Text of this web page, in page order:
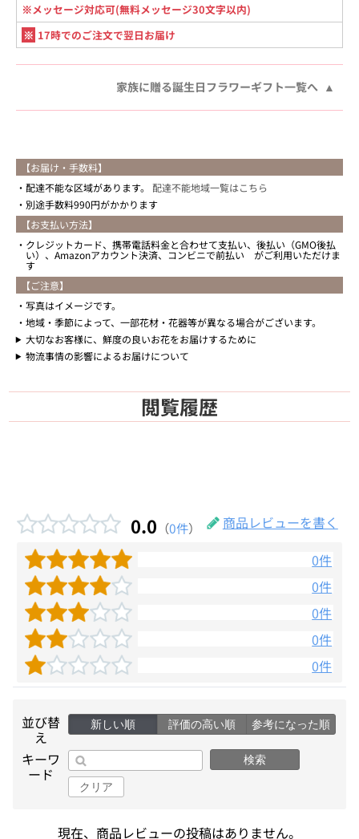
※メッセージ対応可(無料メッセージ30文字以内)
※ 17時でのご注文で翌日お届け
家族に贈る誕生日フラワーギフト一覧へ
【お届け・手数料】
配達不能な区域があります。 配達不能地域一覧はこちら
別途手数料990円がかかります
【お支払い方法】
クレジットカード、携帯電話料金と合わせて支払い、後払い（GMO後払
い）、Amazonアカウント決済、コンビニで前払い がご利用いただけま
す
【ご注意】
写真はイメージです。
地域・季節によって、一部花材・花器等が異なる場合がございます。
大切なお客様に、鮮度の良いお花をお届けするために
物流事情の影響によるお届けについて
閲覧履歴
0.0 （0件）
商品レビューを書く
0件
0件
0件
0件
0件
並び替
え
新しい順 評価の高い順 参考になった順
キーワ
ード
検索
クリア
現在、商品レビューの投稿はありません。